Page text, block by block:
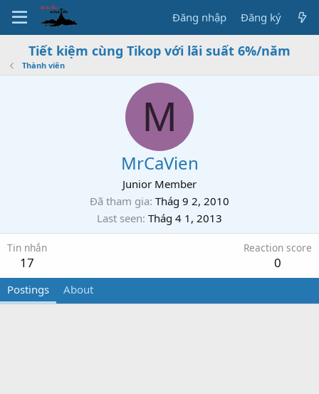
Đăng nhập Đăng ký
Tiết kiệm cùng Tikop với lãi suất 6%/năm
Thành viên
M
MrCaVien
Junior Member
Đã tham gia Thág 9 2, 2010
Last seen Thág 4 1, 2013
Tin nhắn
17
Reaction score
0
Postings About